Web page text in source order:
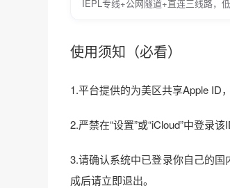
IEPL专线+公网隧道+直连三线路，
使用须知（必看）
1.平台提供的为美区共享Apple ID
2.严禁在“设置”或“iCloud”中登录
3.请确认系统中已登录你自己的
成后请立即退出。